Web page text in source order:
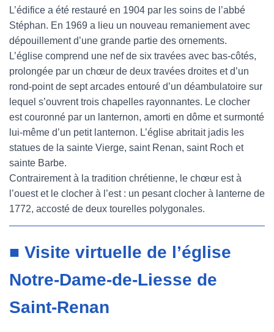
L’édifice a été restauré en 1904 par les soins de l’abbé
Stéphan. En 1969 a lieu un nouveau remaniement avec
dépouillement d’une grande partie des ornements.
L’église comprend une nef de six travées avec bas-côtés,
prolongée par un chœur de deux travées droites et d’un
rond-point de sept arcades entouré d’un déambulatoire sur
lequel s’ouvrent trois chapelles rayonnantes. Le clocher
est couronné par un lanternon, amorti en dôme et surmonté
lui-même d’un petit lanternon. L’église abritait jadis les
statues de la sainte Vierge, saint Renan, saint Roch et
sainte Barbe.
Contrairement à la tradition chrétienne, le chœur est à
l’ouest et le clocher à l’est : un pesant clocher à lanterne de
1772, accosté de deux tourelles polygonales.
■ Visite virtuelle de l’église
Notre-Dame-de-Liesse de
Saint-Renan